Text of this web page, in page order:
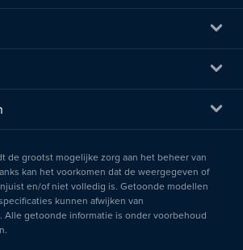
de grootst mogelijke zorg aan het beheer van
kan het voorkomen dat de weergegeven of
en/of niet volledig is. Getoonde modellen
kunnen afwijken van
Alle getoonde informatie is onder voorbehoud